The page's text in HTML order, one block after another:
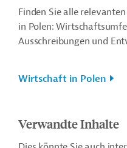
Finden Sie alle
in Polen:
Ausschreibungen und
Wirtschaft in Polen
Verwandte Inhalte